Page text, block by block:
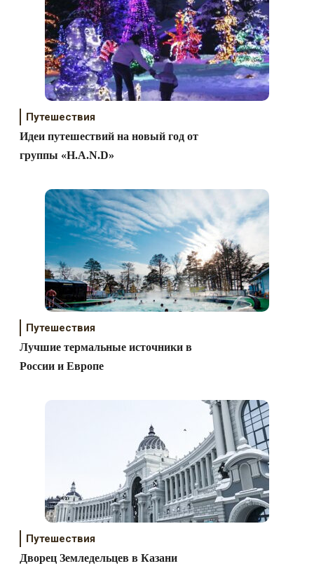
Путешествия
Идеи путешествий на новый год от
группы «H.A.N.D»
Путешествия
Лучшие термальные источники в
России и Европе
Путешествия
Дворец Земледельцев в Казани